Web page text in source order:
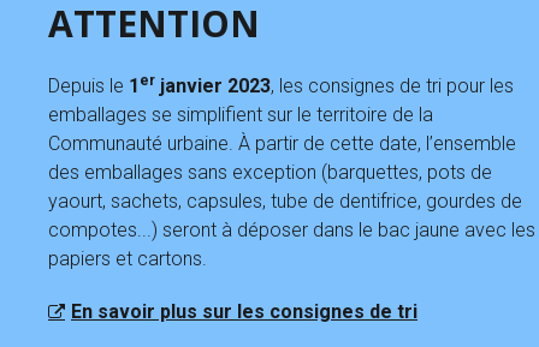
ATTENTION
Depuis le 1 er janvier 2023, les consignes de tri pour les
emballages se simplifient sur le territoire de la
Communauté urbaine. À partir de cette date, l’ensemble
des emballages sans exception (barquettes, pots de
yaourt, sachets, capsules, tube de dentifrice, gourdes de
compotes...) seront à déposer dans le bac jaune avec les
papiers et cartons.
En savoir plus sur les consignes de tri